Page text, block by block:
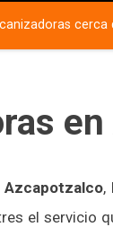
cerca
Azcapotzalco,
el servicio